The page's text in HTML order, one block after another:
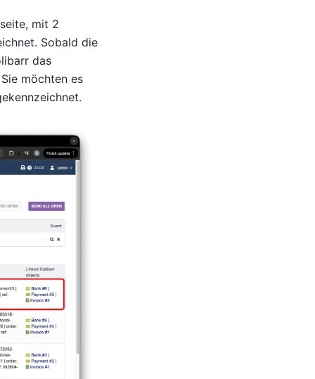
mit 2
Sobald die
das
möchten es